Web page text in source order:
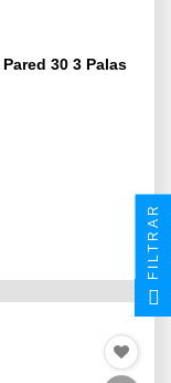
30 3 Palas
FILTRAR